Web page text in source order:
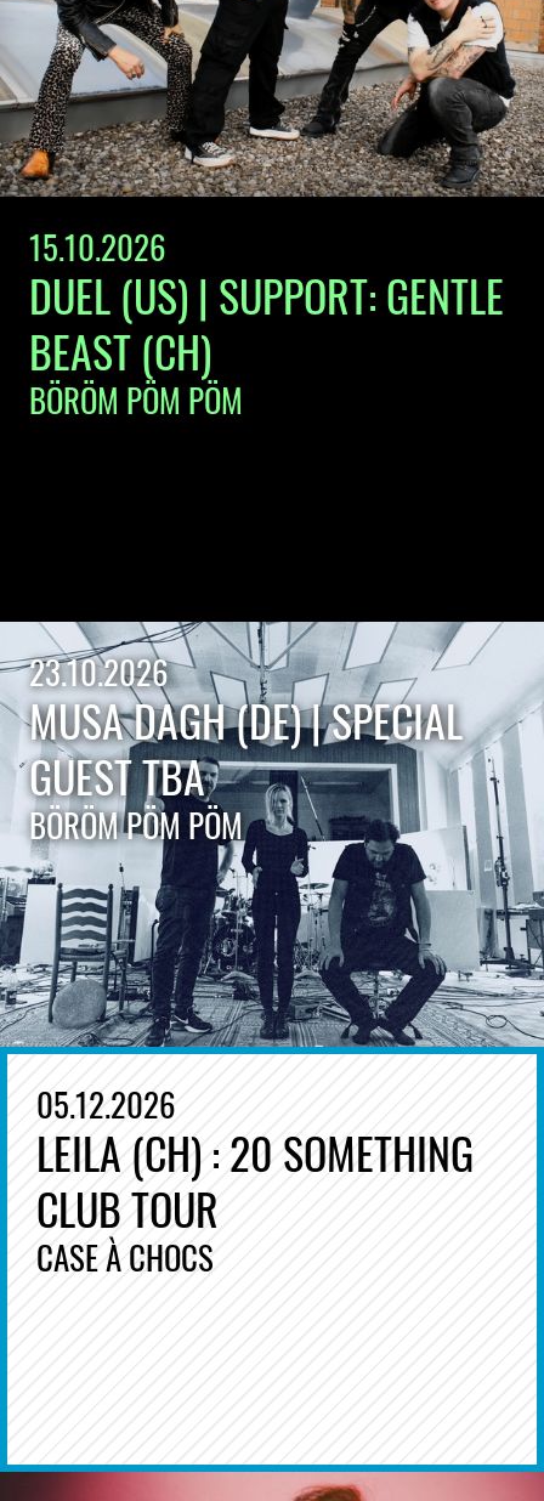
15.10.2026
DUEL (US) | SUPPORT: GENTLE
BEAST (CH)
BÖRÖM PÖM PÖM
23.10.2026
MUSA DAGH (DE) | SPECIAL
GUEST TBA
BÖRÖM PÖM PÖM
05.12.2026
LEILA (CH) : 20 SOMETHING
CLUB TOUR
CASE À CHOCS